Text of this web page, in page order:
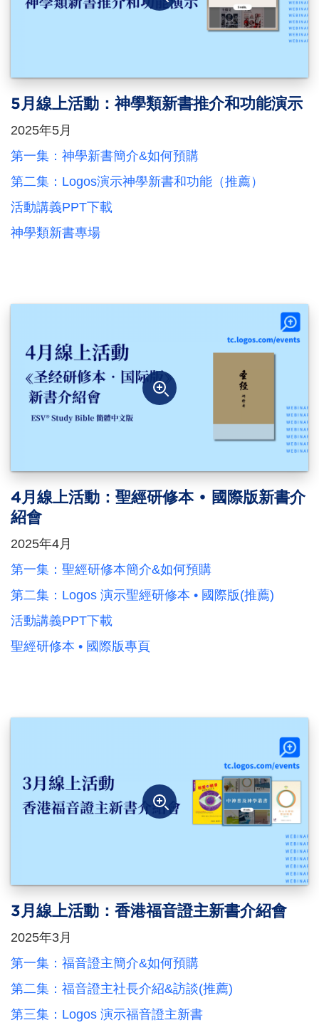
5月線上活動：神學類新書推介和功能演示
2025年5月
第一集：神學新書簡介&如何預購
第二集：Logos演示神學新書和功能（推薦）
活動講義PPT下載
神學類新書專場
4月線上活動：聖經研修本 • 國際版新書介
紹會
2025年4月
第一集：聖經研修本簡介&如何預購
第二集：Logos 演示聖經研修本 • 國際版(推薦)
活動講義PPT下載
聖經研修本 • 國際版專頁
3月線上活動：香港福音證主新書介紹會
2025年3月
第一集：福音證主簡介&如何預購
第二集：福音證主社長介紹&訪談(推薦)
第三集：Logos 演示福音證主新書